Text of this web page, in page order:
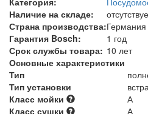
Наличие на складе:
Страна производства:Германия
Гарантия Bosch:
1 год
Срок службы товара: 10 лет
Основные характеристики
Тип
Тип установки
Класс мойки
А
Класс сушки
А